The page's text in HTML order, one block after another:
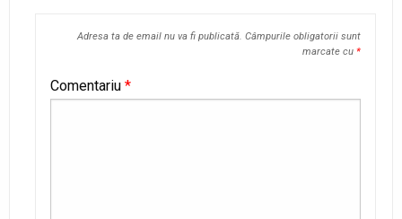
Adresa ta de email nu va fi publicată. Câmpurile obligatorii sunt
marcate cu *
Comentariu *